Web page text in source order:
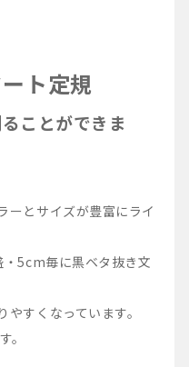
ト定規
ことができま
ーとサイズが豊富にライ
5cm毎に黒ベタ抜き文
すくなっています。
。